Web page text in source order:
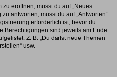
eröffnen, musst du auf „Neues
antworten, musst du auf „Antworten“
erforderlich ist, bevor du
Berechtigungen sind jeweils am Ende
Z. B. „Du darfst neue Themen
usw.